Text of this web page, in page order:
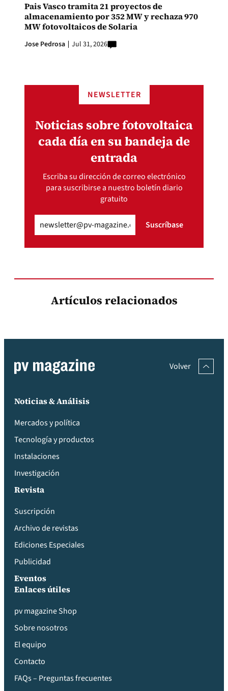
Pais Vasco tramita 21 proyectos de
almacenamiento por 352 MW y rechaza 970
MW fotovoltaicos de Solaria
Jose Pedrosa Jul 31, 2026
NEWSLETTER
Noticias sobre fotovoltaica
cada día en su bandeja de
entrada
Escriba su dirección de correo electrónico
para suscribirse a nuestro boletín diario
gratuito
(Obligatorio) Suscríbase
Artículos relacionados
Volver
Noticias & Análisis
Mercados y política
Tecnología y productos
Instalaciones
Investigación
Revista
Suscripción
Archivo de revistas
Ediciones Especiales
Publicidad
Eventos
Enlaces útiles
pv magazine Shop
Sobre nosotros
El equipo
Contacto
FAQs – Preguntas frecuentes